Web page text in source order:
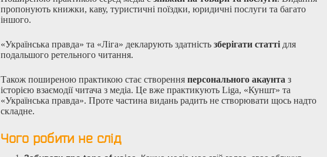
пропонують книжки, каву, туристичні поїздки, юридичні послуги та багато
іншого.
«Українська правда» та «Ліга» декларують здатність зберігати статті для
подальшого ретельного читання.
Також поширеною практикою стає створення персонального акаунта з
історією взаємодії читача з медіа. Це вже практикують Liga, «Куншт» та
«Українська правда». Проте частина видань радить не створювати щось надто
складне.
Чого робити не слід